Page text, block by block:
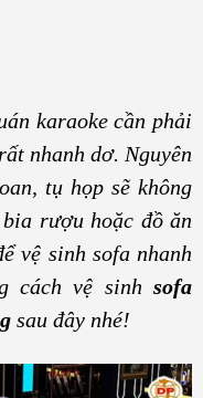
karaoke cần phải
nhanh dơ. Nguyên
tụ họp sẽ không
rượu hoặc đồ ăn
vệ sinh sofa nhanh
cách vệ sinh sofa
sau đây nhé!